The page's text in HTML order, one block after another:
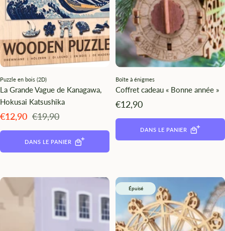
Puzzle en bois (2D)
La Grande Vague de Kanagawa,
Hokusai Katsushika
Angebotspreis
€12,90 Regulärer
€19,90
DANS LE PANIER
Boîte à énigmes
Coffret cadeau « Bonne année »
Angebotspreis
€12,90
DANS LE PANIER
Épuisé